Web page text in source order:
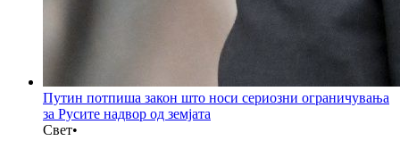
Путин потпиша закон што носи сериозни ограничувања
за Русите надвор од земјата
Свет•